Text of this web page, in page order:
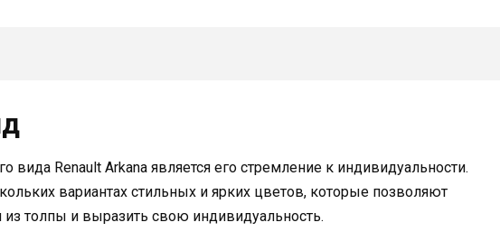
вида Renault Arkana является его стремление к индивидуальности.
вариантах стильных и ярких цветов, которые позволяют
толпы и выразить свою индивидуальность.